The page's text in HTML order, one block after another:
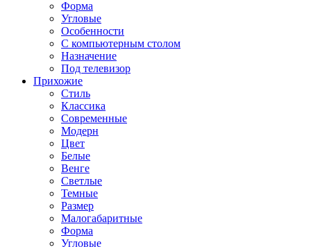
Форма
Угловые
Особенности
С компьютерным столом
Назначение
Под телевизор
Прихожие
Стиль
Классика
Современные
Модерн
Цвет
Белые
Венге
Светлые
Темные
Размер
Малогабаритные
Форма
Угловые